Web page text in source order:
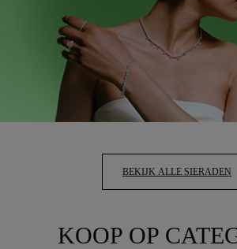
BEKIJK ALLE SIERADEN
KOOP OP